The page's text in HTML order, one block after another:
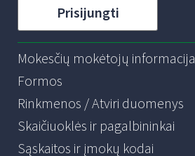
Prisijungti
Mokesčių mokėtojų informacija
Formos
Rinkmenos / Atviri duomenys
Skaičiuoklės ir pagalbininkai
Sąskaitos ir įmokų kodai